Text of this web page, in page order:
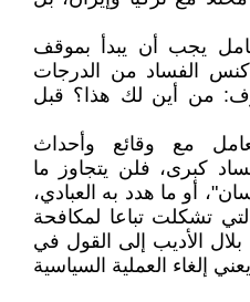
يجب أن يبدأ بموقف
الفساد من الدرجات
من أين لك هذا؟ قبل
مع وقائع وأحداث
كبرى، فلن يتجاوز ما
أو ما هدد به العبادي،
تشكلت تباعا لمكافحة
الأديب إلى القول في
إلغاء العملية السياسية